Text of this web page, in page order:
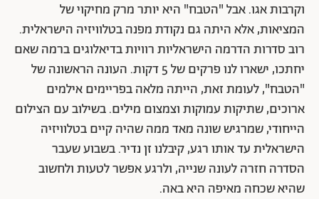
וקרבות אגו. אבל "הטבח" היא יותר מרק מחיקוי של
המציאות, אלא היתה גם נקודת מפנה בטלוויזיה הישראלית.
רוב סדרות הדרמה הישראליות רוויות בדיאלוגים ברמה שאם
יחתכו, ישארו לנו פרקים של 5 דקות. העונה הראשונה של
"הטבח", לעומת זאת, הייתה מלאה בפריימים אילמים
ארוכים, שתיקות עמוקות וצמצום מילים. בשילוב עם הצילום
הייחודי, שמרגיש שונה מאד ממה שהיה קיים בטלוויזיה
הישראלית עד אותו רגע, קיבלנו זן נדיר. בשבוע שעבר
הסדרה חזרה לעונה שנייה, ולרגע אפשר לטעות ולחשוב
שהיא שכחה מאיפה היא באה.